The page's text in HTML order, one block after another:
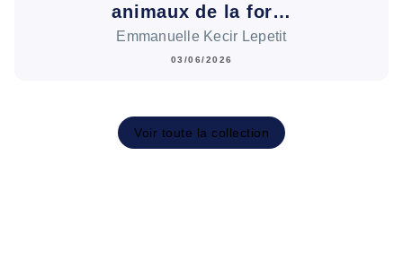
animaux de la for…
Emmanuelle Kecir Lepetit
03/06/2026
Voir toute la collection